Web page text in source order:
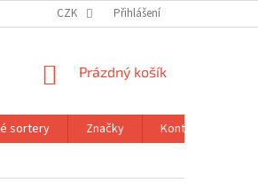
CZK Přihlášení
NÁKUPNÍ
Prázdný košík
sortery Značky Kontakty